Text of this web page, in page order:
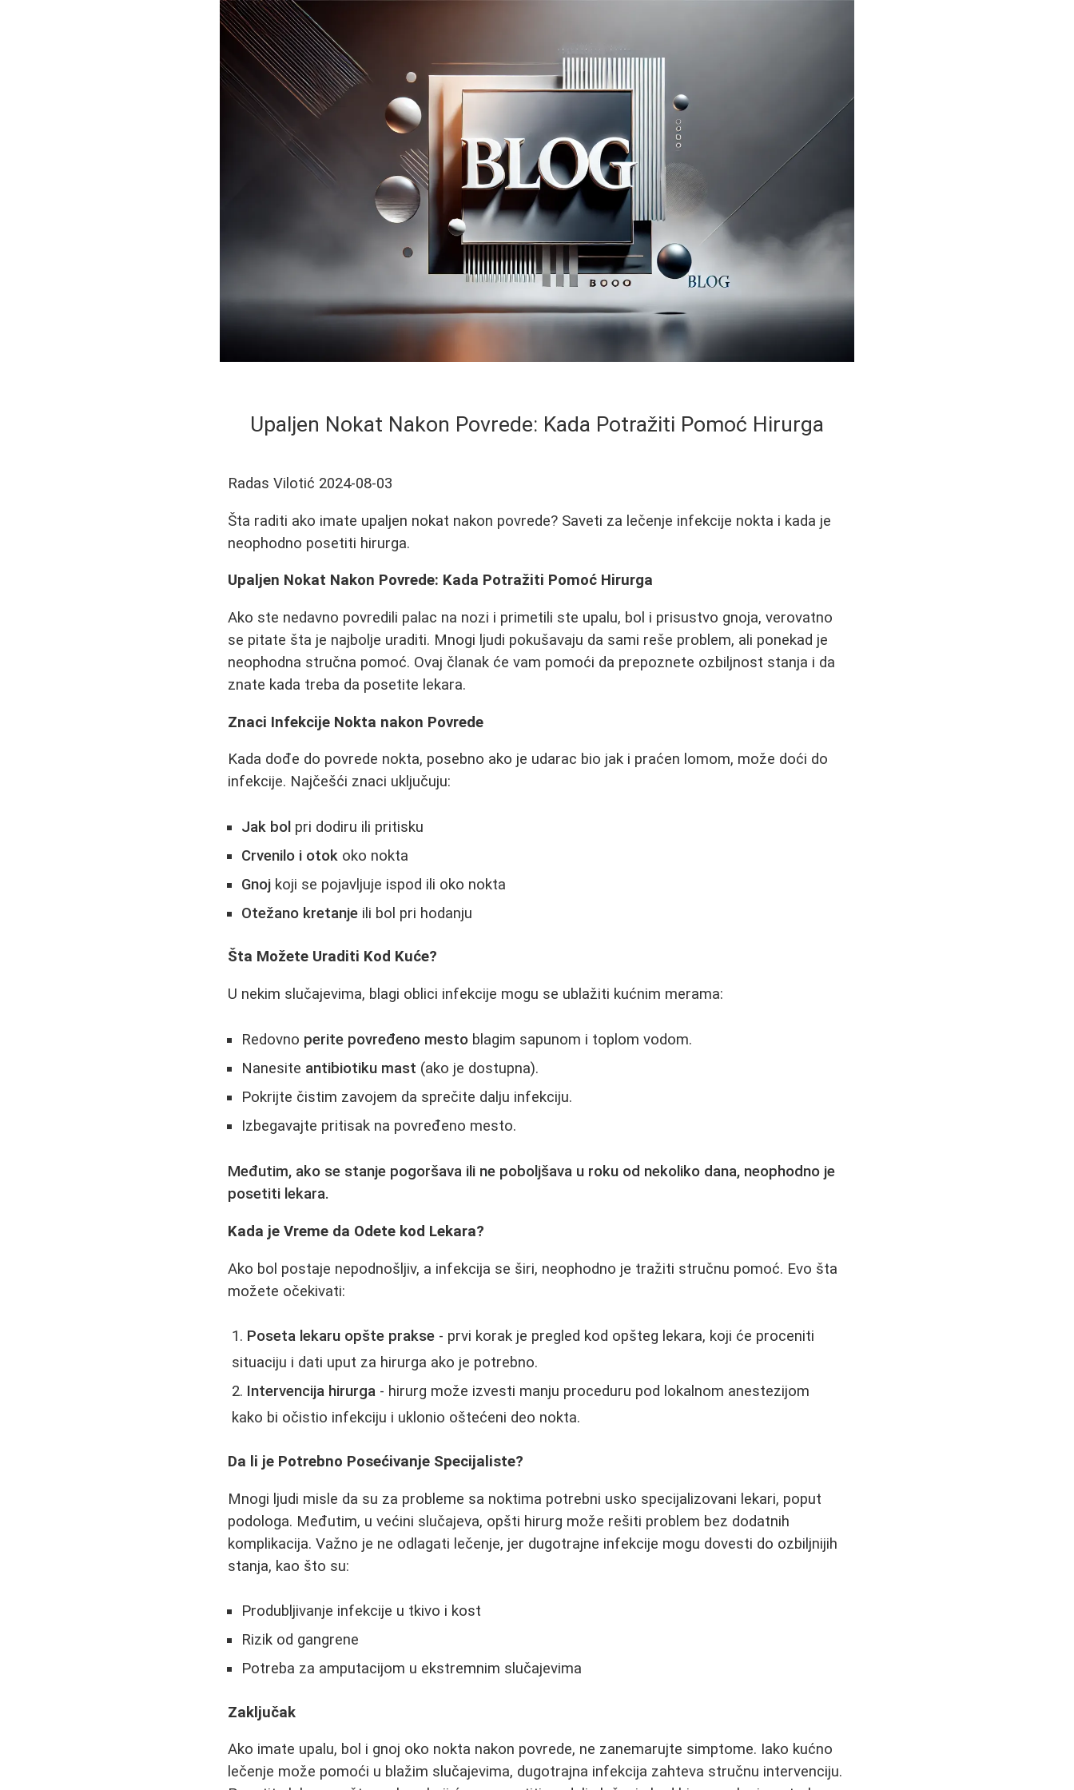
Upaljen Nokat Nakon Povrede: Kada Potražiti Pomoć Hirurga
Radas Vilotić 2024-08-03
Šta raditi ako imate upaljen nokat nakon povrede? Saveti za lečenje infekcije nokta i kada je
neophodno posetiti hirurga.
Upaljen Nokat Nakon Povrede: Kada Potražiti Pomoć Hirurga
Ako ste nedavno povredili palac na nozi i primetili ste upalu, bol i prisustvo gnoja, verovatno
se pitate šta je najbolje uraditi. Mnogi ljudi pokušavaju da sami reše problem, ali ponekad je
neophodna stručna pomoć. Ovaj članak će vam pomoći da prepoznete ozbiljnost stanja i da
znate kada treba da posetite lekara.
Znaci Infekcije Nokta nakon Povrede
Kada dođe do povrede nokta, posebno ako je udarac bio jak i praćen lomom, može doći do
infekcije. Najčešći znaci uključuju:
Jak bol pri dodiru ili pritisku
Crvenilo i otok oko nokta
Gnoj koji se pojavljuje ispod ili oko nokta
Otežano kretanje ili bol pri hodanju
Šta Možete Uraditi Kod Kuće?
U nekim slučajevima, blagi oblici infekcije mogu se ublažiti kućnim merama:
Redovno perite povređeno mesto blagim sapunom i toplom vodom.
Nanesite antibiotiku mast (ako je dostupna).
Pokrijte čistim zavojem da sprečite dalju infekciju.
Izbegavajte pritisak na povređeno mesto.
Međutim, ako se stanje pogoršava ili ne poboljšava u roku od nekoliko dana, neophodno je
posetiti lekara.
Kada je Vreme da Odete kod Lekara?
Ako bol postaje nepodnošljiv, a infekcija se širi, neophodno je tražiti stručnu pomoć. Evo šta
možete očekivati:
Poseta lekaru opšte prakse - prvi korak je pregled kod opšteg lekara, koji će proceniti
situaciju i dati uput za hirurga ako je potrebno.
Intervencija hirurga - hirurg može izvesti manju proceduru pod lokalnom anestezijom
kako bi očistio infekciju i uklonio oštećeni deo nokta.
Da li je Potrebno Posećivanje Specijaliste?
Mnogi ljudi misle da su za probleme sa noktima potrebni usko specijalizovani lekari, poput
podologa. Međutim, u većini slučajeva, opšti hirurg može rešiti problem bez dodatnih
komplikacija. Važno je ne odlagati lečenje, jer dugotrajne infekcije mogu dovesti do ozbiljnijih
stanja, kao što su:
Produbljivanje infekcije u tkivo i kost
Rizik od gangrene
Potreba za amputacijom u ekstremnim slučajevima
Zaključak
Ako imate upalu, bol i gnoj oko nokta nakon povrede, ne zanemarujte simptome. Iako kućno
lečenje može pomoći u blažim slučajevima, dugotrajna infekcija zahteva stručnu intervenciju.